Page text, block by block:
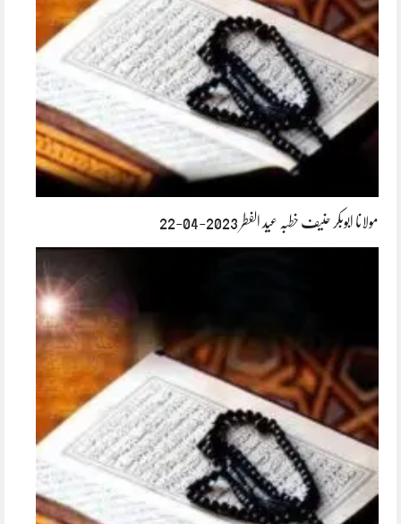
مولانا ابوبکر حنیف خطبہ عید الفطر 2023-04-22